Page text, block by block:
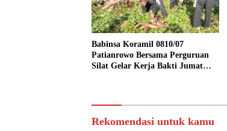
Babinsa Koramil 0810/07
Patianrowo Bersama Perguruan
Silat Gelar Kerja Bakti Jumat
Rekomendasi untuk kamu